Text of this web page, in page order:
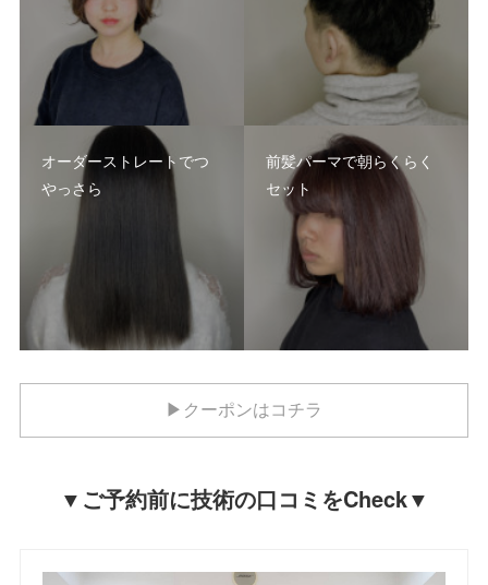
オーダーストレートでつ
やっさら
前髪パーマで朝らくらく
セット
▶クーポンはコチラ
▼ご予約前に技術の口コミをCheck▼